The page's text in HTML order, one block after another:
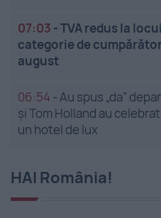
07:03 -TVA redus la
categorie de
august
06:54 -Au spus „da”
și Tom Holland au
un hotel de lux
HAI România!